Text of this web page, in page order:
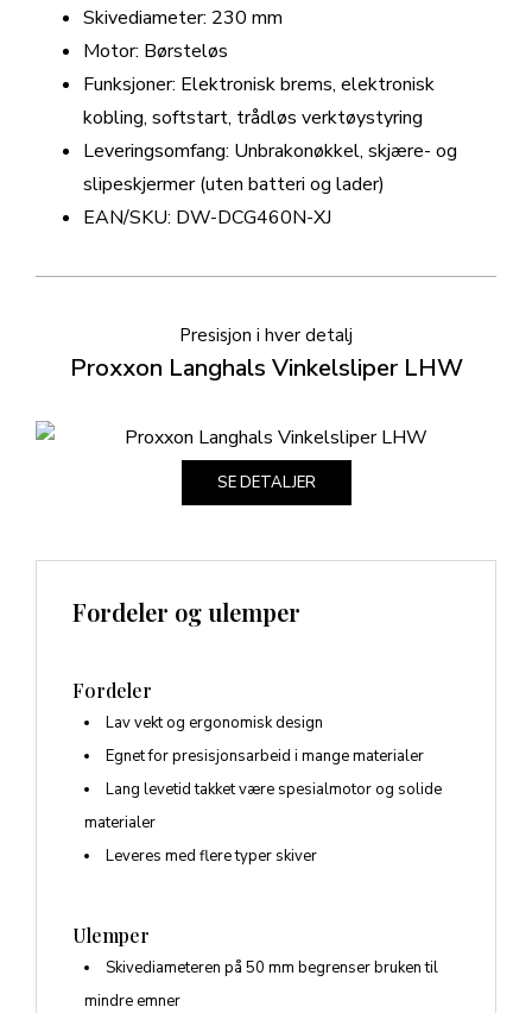
Skivediameter: 230 mm
Motor: Børsteløs
Funksjoner: Elektronisk brems, elektronisk
kobling, softstart, trådløs verktøystyring
Leveringsomfang: Unbrakonøkkel, skjære- og
slipeskjermer (uten batteri og lader)
EAN/SKU: DW-DCG460N-XJ
Presisjon i hver detalj
Proxxon Langhals Vinkelsliper LHW
Fordeler og ulemper
Fordeler
Lav vekt og ergonomisk design
Egnet for presisjonsarbeid i mange materialer
Lang levetid takket være spesialmotor og solide
materialer
Leveres med flere typer skiver
Ulemper
Skivediameteren på 50 mm begrenser bruken til
mindre emner
SE DETALJER